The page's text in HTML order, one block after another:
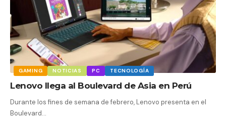
GAMING NOTICIAS PC TECNOLOGÍA
Lenovo llega al Boulevard de Asia en Perú
Durante los fines de semana de febrero, Lenovo presenta en el
Boulevard…